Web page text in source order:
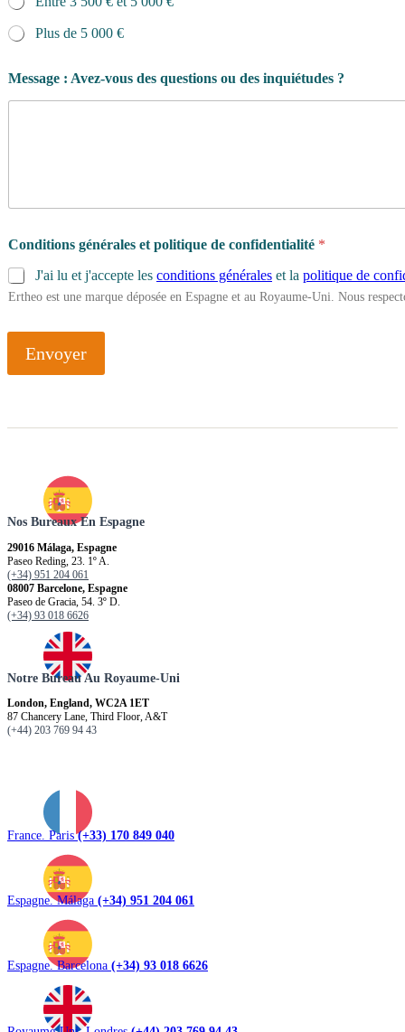
Plus de 5 000 €
Message : Avez-vous des questions ou des inquiétudes ?
Conditions générales et politique de confidentialité *
J'ai lu et j'accepte les conditions générales et la politique de
Ertheo est une marque déposée en Espagne et au Royaume-Uni. Nous
Envoyer
Nos Bureaux En Espagne
29016 Málaga, Espagne
Paseo Reding, 23. 1º A.
(+34) 951 204 061
08007 Barcelone, Espagne
Paseo de Gracia, 54. 3º D.
(+34) 93 018 6626
Notre Bureau Au Royaume-Uni
London, England, WC2A 1ET
87 Chancery Lane, Third Floor, A&T
(+44) 203 769 94 43
France. Paris(+33) 170 849 040
Espagne. Málaga (+34) 951 204 061
Espagne. Barcelona (+34) 93 018 6626